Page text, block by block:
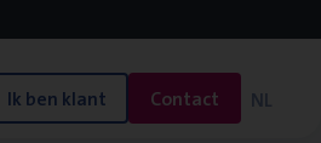
Ik ben klant Contact NL